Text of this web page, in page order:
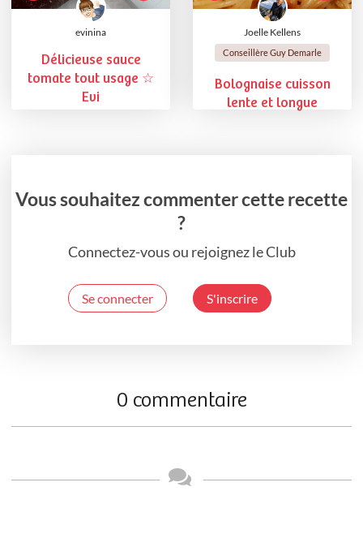
evinina
Délicieuse sauce
tomate tout usage ☆
Evi
Joelle Kellens
Conseillère Guy Demarle
Bolognaise cuisson
lente et longue
Vous souhaitez commenter cette recette
?
Connectez-vous ou rejoignez le Club
Se connecter S'inscrire
0 commentaire